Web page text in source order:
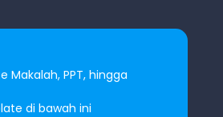
Makalah, PPT, hingga
di bawah ini